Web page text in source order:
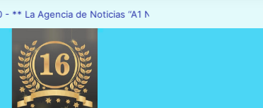
de Noticias “A1 Noticias”, fue declarada de Interés